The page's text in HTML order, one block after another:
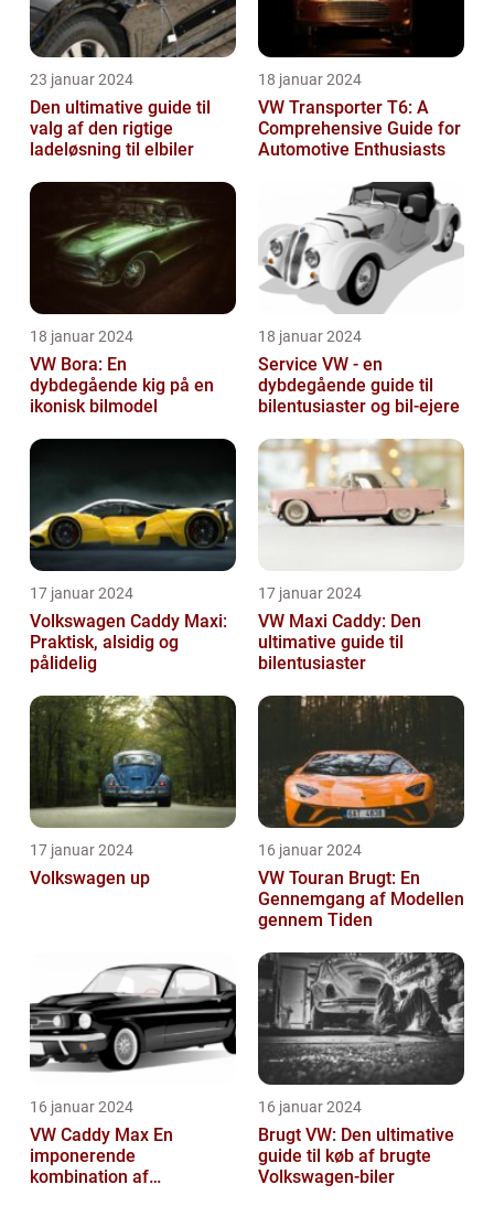
23 januar 2024
Den ultimative guide til
valg af den rigtige
ladeløsning til elbiler
18 januar 2024
VW Transporter T6: A
Comprehensive Guide for
Automotive Enthusiasts
18 januar 2024
VW Bora: En
dybdegående kig på en
ikonisk bilmodel
18 januar 2024
Service VW - en
dybdegående guide til
bilentusiaster og bil-ejere
17 januar 2024
Volkswagen Caddy Maxi:
Praktisk, alsidig og
pålidelig
17 januar 2024
VW Maxi Caddy: Den
ultimative guide til
bilentusiaster
17 januar 2024
Volkswagen up
16 januar 2024
VW Touran Brugt: En
Gennemgang af Modellen
gennem Tiden
16 januar 2024
VW Caddy Max En
imponerende
kombination af
16 januar 2024
Brugt VW: Den ultimative
guide til køb af brugte
Volkswagen-biler